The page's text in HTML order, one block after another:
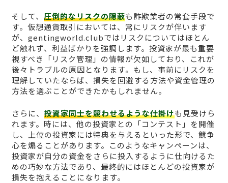
そして、 圧倒的なリスクの隠蔽も詐欺業者の常套手段で
す。仮想通貨取引においては、常にリスクが伴います
が、gentingworld.clubではリスクについてはほとん
ど触れず、利益ばかりを強調します。投資家が最も重要
視すべき「リスク管理」の情報が欠如しており、これが
後々トラブルの原因となります。もし、事前にリスクを
理解していたならば、損失を回避する方法や資金管理の
方法を選ぶことができたかもしれません。
さらに、 投資家同士を競わせるような仕掛けも見受けら
れます。時には、他の投資家との「コンテスト」を開催
し、上位の投資家には特典を与えるといった形で、競争
心を煽ることがあります。このようなキャンペーンは、
投資家が自分の資金をさらに投入するように仕向けるた
めの巧妙な方法であり、最終的にはほとんどの投資家が
損失を抱えることになります。